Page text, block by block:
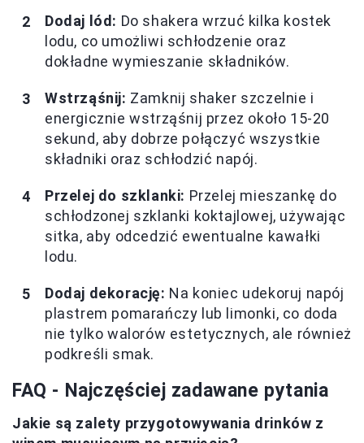
Dodaj lód: Do shakera wrzuć kilka kostek
lodu, co umożliwi schłodzenie oraz
dokładne wymieszanie składników.
Wstrząśnij: Zamknij shaker szczelnie i
energicznie wstrząśnij przez około 15-20
sekund, aby dobrze połączyć wszystkie
składniki oraz schłodzić napój.
Przelej do szklanki: Przelej mieszankę do
schłodzonej szklanki koktajlowej, używając
sitka, aby odcedzić ewentualne kawałki
lodu.
Dodaj dekorację: Na koniec udekoruj napój
plastrem pomarańczy lub limonki, co doda
nie tylko walorów estetycznych, ale również
podkreśli smak.
FAQ - Najczęściej zadawane pytania
Jakie są zalety przygotowywania drinków z